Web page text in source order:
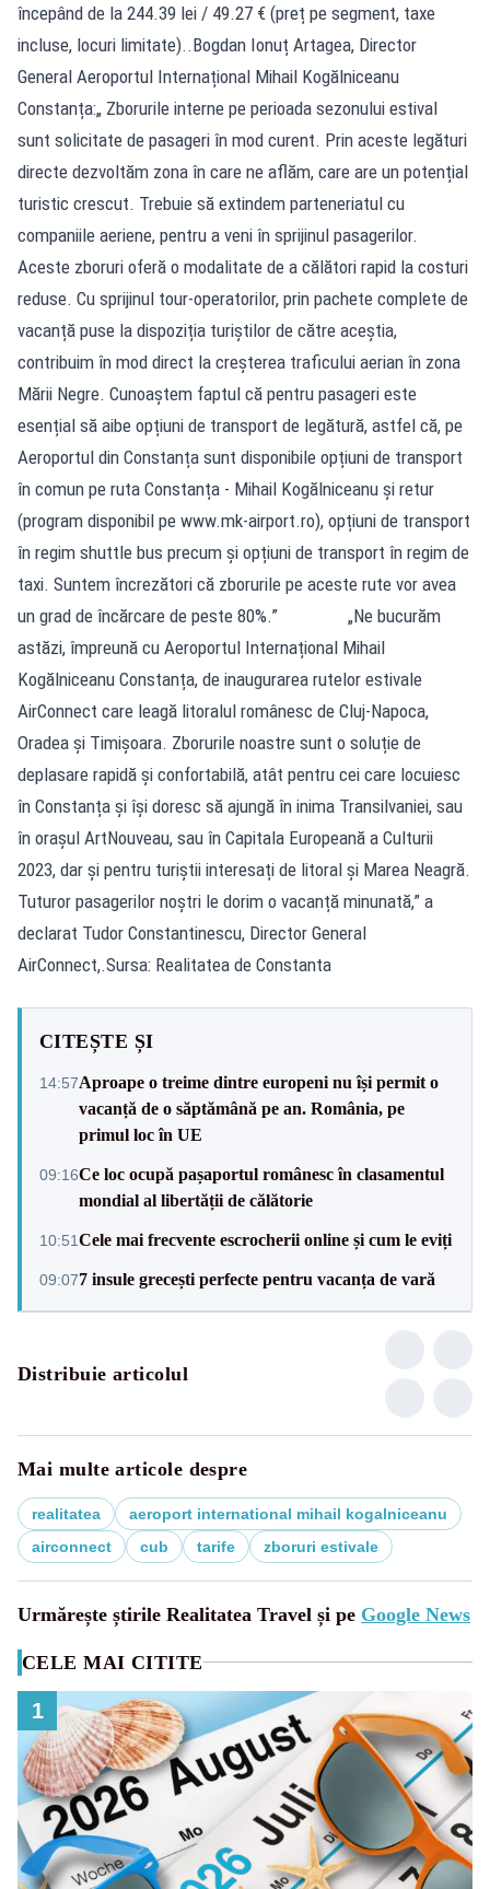
începând de la 244.39 lei / 49.27 € (preț pe segment, taxe
incluse, locuri limitate)..Bogdan Ionuț Artagea, Director
General Aeroportul Internațional Mihail Kogălniceanu
Constanța:„ Zborurile interne pe perioada sezonului estival
sunt solicitate de pasageri în mod curent. Prin aceste legături
directe dezvoltăm zona în care ne aflăm, care are un potențial
turistic crescut. Trebuie să extindem parteneriatul cu
companiile aeriene, pentru a veni în sprijinul pasagerilor.
Aceste zboruri oferă o modalitate de a călători rapid la costuri
reduse. Cu sprijinul tour-operatorilor, prin pachete complete de
vacanță puse la dispoziția turiștilor de către aceștia,
contribuim în mod direct la creșterea traficului aerian în zona
Mării Negre. Cunoaștem faptul că pentru pasageri este
esențial să aibe opțiuni de transport de legătură, astfel că, pe
Aeroportul din Constanța sunt disponibile opțiuni de transport
în comun pe ruta Constanța - Mihail Kogălniceanu și retur
(program disponibil pe www.mk-airport.ro), opțiuni de transport
în regim shuttle bus precum și opțiuni de transport în regim de
taxi. Suntem încrezători că zborurile pe aceste rute vor avea
un grad de încărcare de peste 80%.” „Ne bucurăm
astăzi, împreună cu Aeroportul Internațional Mihail
Kogălniceanu Constanța, de inaugurarea rutelor estivale
AirConnect care leagă litoralul românesc de Cluj-Napoca,
Oradea și Timișoara. Zborurile noastre sunt o soluție de
deplasare rapidă și confortabilă, atât pentru cei care locuiesc
în Constanța și își doresc să ajungă în inima Transilvaniei, sau
în orașul ArtNouveau, sau în Capitala Europeană a Culturii
2023, dar și pentru turiștii interesați de litoral și Marea Neagră.
Tuturor pasagerilor noștri le dorim o vacanță minunată,” a
declarat Tudor Constantinescu, Director General
AirConnect,.Sursa: Realitatea de Constanta
CITEȘTE ȘI
14:57Aproape o treime dintre europeni nu își permit o
vacanță de o săptămână pe an. România, pe
primul loc în UE
09:16Ce loc ocupă pașaportul românesc în clasamentul
mondial al libertății de călătorie
10:51Cele mai frecvente escrocherii online și cum le eviți
09:077 insule grecești perfecte pentru vacanța de vară
Distribuie articolul
Mai multe articole despre
realitatea
aeroport international mihail kogalniceanu
airconnect
cub tarife zboruri estivale
Urmărește știrile Realitatea Travel și pe Google News
CELE MAI CITITE
1